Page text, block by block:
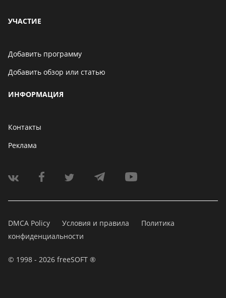
УЧАСТИЕ
Добавить программу
Добавить обзор или статью
ИНФОРМАЦИЯ
Контакты
Реклама
DMCA Policy Условия и правила
Политика
конфиденциальности
© 1998 - 2026 freeSOFT ®